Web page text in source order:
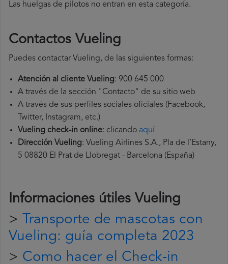
Las huelgas de pilotos no entran en esta categoría.
Contactos Vueling
Puedes contactar Vueling, de las siguientes formas:
Atención al cliente Vueling: 900 645 000
A través de la sección "Contacto" de su sitio web
A través de sus perfiles sociales oficiales (Facebook,
Twitter, Instagram, etc.)
Vueling check-in online: clicando aquí
Dirección Vueling: Vueling Airlines S.A., Pla de l’Estany,
5 08820 El Prat de Llobregat - Barcelona (España)
Informaciones útiles Vueling
>
Transporte de mascotas con
Vueling: guía completa 2023
> Como hacer el Check-in